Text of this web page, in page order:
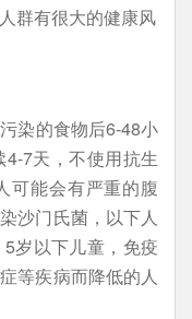
群有很大的健康风
染的食物后6-48小
7天，不使用抗生
可能会有严重的腹
沙门氏菌，以下人
岁以下儿童，免疫
等疾病而降低的人